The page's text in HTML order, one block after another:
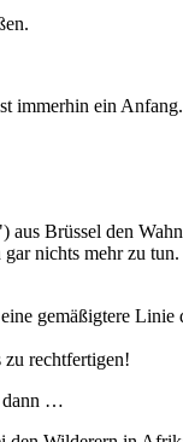
immerhin ein Anfang.
Brüssel den
nichts mehr zu
gemäßigtere
zu rechtfertigen!
dann …